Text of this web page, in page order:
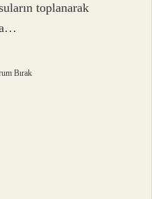
toplanarak
Bırak